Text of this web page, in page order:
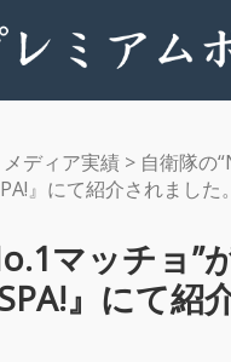
メディア実績 > 自衛隊の
』にて紹介されました。
マッチョ”
』にて紹